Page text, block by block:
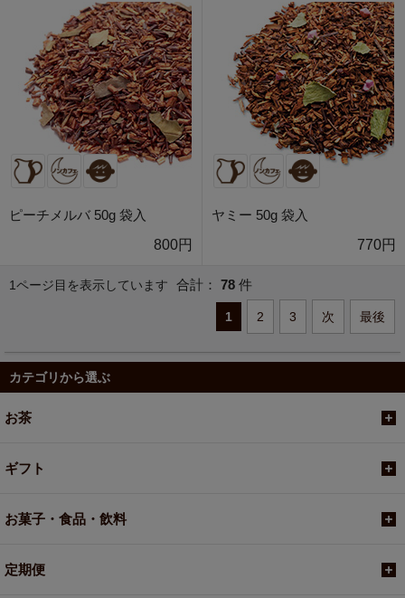
ピーチメルバ 50g 袋入
800円
ヤミー 50g 袋入
770円
1ページ目を表示しています 合計： 78 件
1 2 3 次 最後
カテゴリから選ぶ
お茶
ギフト
お菓子・食品・飲料
定期便